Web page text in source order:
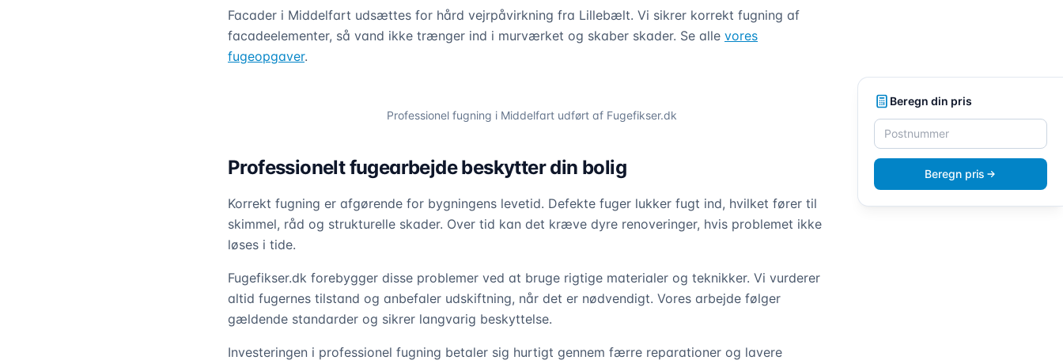
Beregn din pris
Beregn pris
Facader i Middelfart udsættes for hård vejrpåvirkning fra Lillebælt. Vi sikrer korrekt fugning af
facadeelementer, så vand ikke trænger ind i murværket og skaber skader. Se alle vores
fugeopgaver.
Professionel fugning i Middelfartudført af Fugefikser.dk
Professionelt fugearbejde beskytter din bolig
Korrekt fugning er afgørende for bygningens levetid. Defekte fuger lukker fugt ind, hvilket fører til
skimmel, råd og strukturelle skader. Over tid kan det kræve dyre renoveringer, hvis problemet ikke
løses i tide.
Fugefikser.dk forebygger disse problemer ved at bruge rigtige materialer og teknikker. Vi vurderer
altid fugernes tilstand og anbefaler udskiftning, når det er nødvendigt. Vores arbejde følger
gældende standarder og sikrer langvarig beskyttelse.
Investeringen i professionel fugning betaler sig hurtigt gennem færre reparationer og lavere